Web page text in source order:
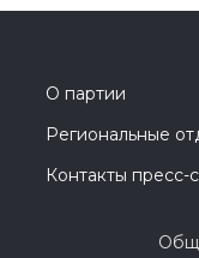
О партии
Региональные
Контакты пресс-